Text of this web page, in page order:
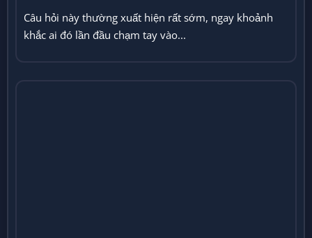
Câu hỏi này thường xuất hiện rất sớm, ngay khoảnh
khắc ai đó lần đầu chạm tay vào...